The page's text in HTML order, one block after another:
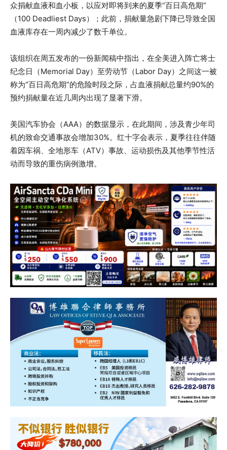
众捐献血液和血小板，以应对即将到来的夏季“百日高危期”
（100 Deadliest Days）；此前，捐献量急剧下降已导致全国
血液库存在一周内减少了数千单位。
该组织在周五发布的一份新闻稿中指出，在全美进入阵亡将士
纪念日（Memorial Day）至劳动节（Labor Day）之间这一被
称为“百日高危期”的危险时段之际，占血液捐献总量约90%的
预约捐献量在近几周内出现了显著下滑。
美国汽车协会（AAA）的数据显示，在此期间，涉及青少年司
机的致命交通事故会增加30%。红十字会表示，夏季往往伴随
着因车祸、全地形车（ATV）事故、运动损伤及其他季节性活
动而导致的重伤病例激增。